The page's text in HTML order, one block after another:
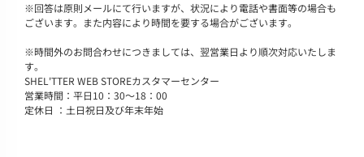
※回答は原則メールにて行いますが、状況により電話や書面等の場合も
ございます。また内容により時間を要する場合がございます。
※時間外のお問合わせにつきましては、翌営業日より順次対応いたしま
す。
SHEL'TTER WEB STOREカスタマーセンター
営業時間：平日10：30～18：00
定休日 ：土日祝日及び年末年始